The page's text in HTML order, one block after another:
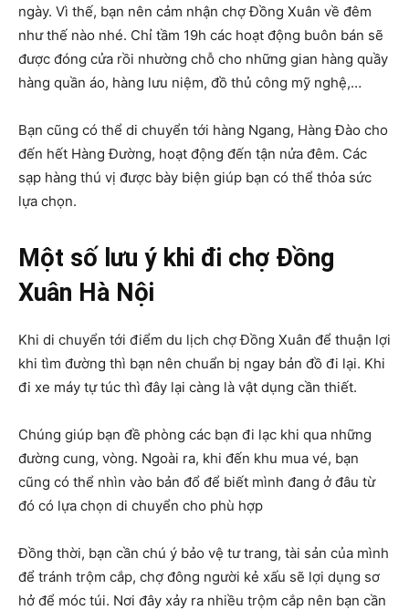
ngày. Vì thế, bạn nên cảm nhận chợ Đồng Xuân về đêm
như thế nào nhé. Chỉ tầm 19h các hoạt động buôn bán sẽ
được đóng cửa rồi nhường chỗ cho những gian hàng quầy
hàng quần áo, hàng lưu niệm, đồ thủ công mỹ nghệ,…
Bạn cũng có thể di chuyển tới hàng Ngang, Hàng Đào cho
đến hết Hàng Đường, hoạt động đến tận nửa đêm. Các
sạp hàng thú vị được bày biện giúp bạn có thể thỏa sức
lựa chọn.
Một số lưu ý khi đi chợ Đồng
Xuân Hà Nội
Khi di chuyển tới điểm du lịch chợ Đồng Xuân để thuận lợi
khi tìm đường thì bạn nên chuẩn bị ngay bản đồ đi lại. Khi
đi xe máy tự túc thì đây lại càng là vật dụng cần thiết.
Chúng giúp bạn đề phòng các bạn đi lạc khi qua những
đường cung, vòng. Ngoài ra, khi đến khu mua vé, bạn
cũng có thể nhìn vào bản đổ để biết mình đang ở đâu từ
đó có lựa chọn di chuyển cho phù hợp
Đồng thời, bạn cần chú ý bảo vệ tư trang, tài sản của mình
để tránh trộm cắp, chợ đông người kẻ xấu sẽ lợi dụng sơ
hở để móc túi. Nơi đây xảy ra nhiều trộm cắp nên bạn cần